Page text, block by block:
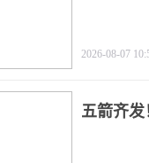
2026-08-07
五箭齐